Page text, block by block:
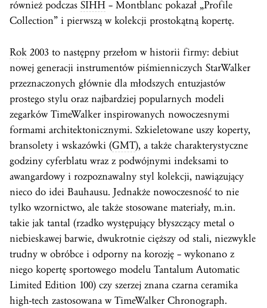
również podczas SIHH – Montblanc pokazał „Profile
Collection” i pierwszą w kolekcji prostokątną kopertę.
Rok 2003 to następny przełom w historii firmy: debiut
nowej generacji instrumentów piśmienniczych StarWalker
przeznaczonych głównie dla młodszych entuzjastów
prostego stylu oraz najbardziej popularnych modeli
zegarków TimeWalker inspirowanych nowoczesnymi
formami architektonicznymi. Szkieletowane uszy koperty,
bransolety i wskazówki (GMT), a także charakterystyczne
godziny cyferblatu wraz z podwójnymi indeksami to
awangardowy i rozpoznawalny styl kolekcji, nawiązujący
nieco do idei Bauhausu. Jednakże nowoczesność to nie
tylko wzornictwo, ale także stosowane materiały, m.in.
takie jak tantal (rzadko występujący błyszczący metal o
niebieskawej barwie, dwukrotnie cięższy od stali, niezwykle
trudny w obróbce i odporny na korozję – wykonano z
niego kopertę sportowego modelu Tantalum Automatic
Limited Edition 100) czy szerzej znana czarna ceramika
high-tech zastosowana w TimeWalker Chronograph.